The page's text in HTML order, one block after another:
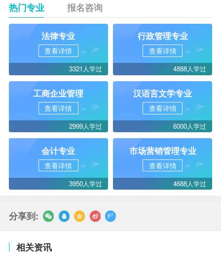
热门专业 报名咨询
法律专业
查看详情
3321人学过
行政管理专业
查看详情
4888人学过
工商企业管理
查看详情
2999人学过
汉语言文学专业
查看详情
6000人学过
会计专业
查看详情
3950人学过
市场营销管理专业
查看详情
4688人学过
分享到:
相关资讯